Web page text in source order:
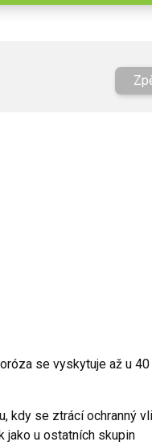
se vyskytuje až u 40
kdy se ztrácí ochranný
jako u ostatních skupin